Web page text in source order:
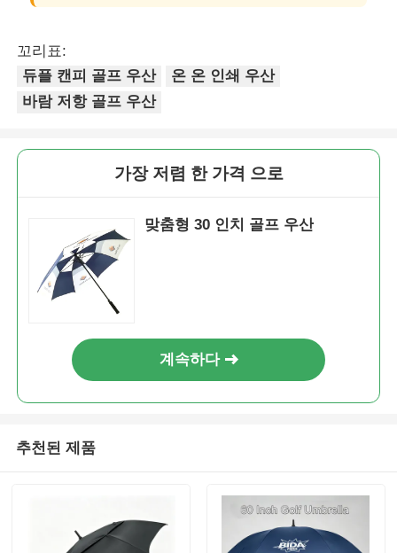
꼬리표:
듀플 캔피 골프 우산
온 온 인쇄 우산
바람 저항 골프 우산
가장 저렴 한 가격 으로
맞춤형 30 인치 골프 우산
계속하다
추천된 제품